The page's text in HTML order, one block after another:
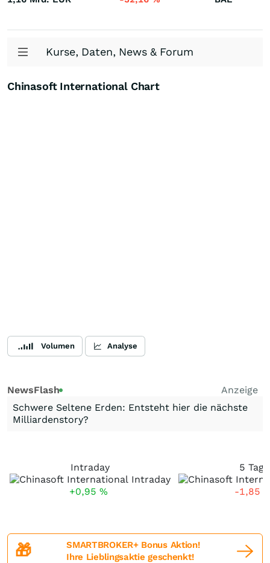
Kurse, Daten, News & Forum
Chinasoft International Chart
Volumen Analyse
NewsFlash
Anzeige
Schwere Seltene Erden: Entsteht hier die nächste
Milliardenstory?
Intraday
+0,95 %
5 Tage
-1,85
🎁
SMARTBROKER+ Bonus Aktion!
Ihre Lieblingsaktie geschenkt!